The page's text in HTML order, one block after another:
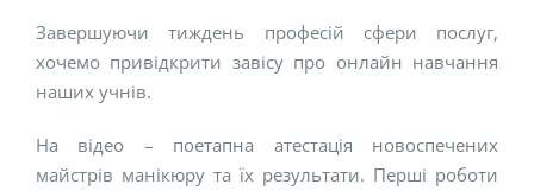
Завершуючи тиждень професій сфери послуг,
хочемо привідкрити завісу про онлайн навчання
наших учнів.
На відео – поетапна атестація новоспечених
майстрів манікюру та їх результати. Перші роботи